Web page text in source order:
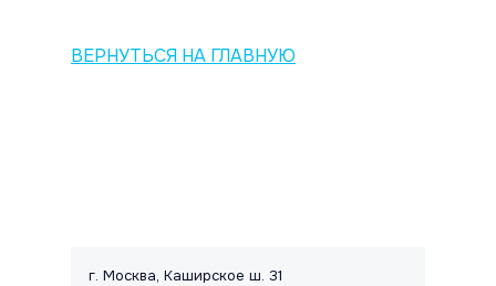
ВЕРНУТЬСЯ НА ГЛАВНУЮ
г. Москва, Каширское ш. 31